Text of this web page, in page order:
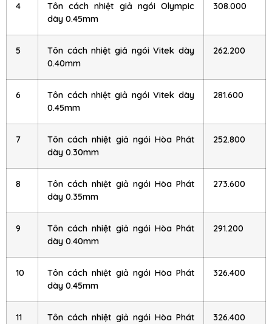
4
Tôn cách nhiệt giả ngói Olympic
dày 0.45mm
308.000
5
Tôn cách nhiệt giả ngói Vitek dày
0.40mm
262.200
6
Tôn cách nhiệt giả ngói Vitek dày
0.45mm
281.600
7
Tôn cách nhiệt giả ngói Hòa Phát
dày 0.30mm
252.800
8
Tôn cách nhiệt giả ngói Hòa Phát
dày 0.35mm
273.600
9
Tôn cách nhiệt giả ngói Hòa Phát
dày 0.40mm
291.200
10
Tôn cách nhiệt giả ngói Hòa Phát
dày 0.45mm
326.400
11
Tôn cách nhiệt giả ngói Hòa Phát
326.400